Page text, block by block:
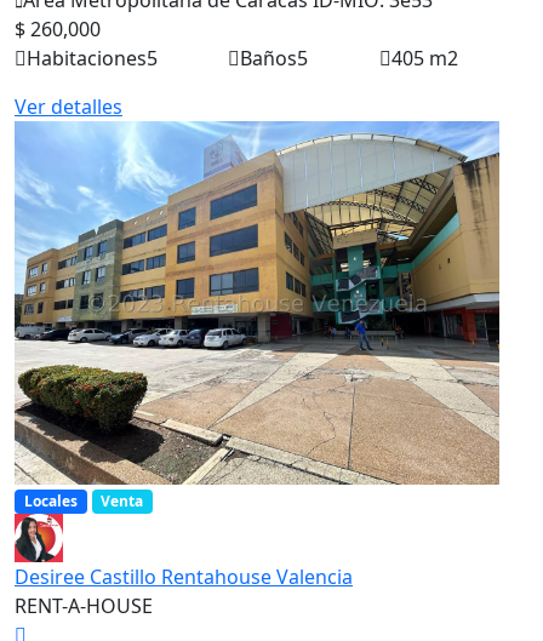
$ 260,000
Habitaciones5 Baños5
405 m2
Ver detalles
Locales Venta
Desiree Castillo Rentahouse Valencia
RENT-A-HOUSE